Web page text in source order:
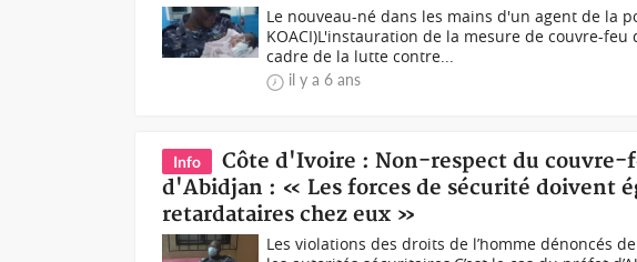
Le nouveau-né dans les mains d'un agent de la
KOACI)L'instauration de la mesure de couvre-
cadre de la lutte contre...
il y a 6 ans
Info
Côte d'Ivoire : Non-respect du couvre-
d'Abidjan : « Les forces de sécurité doivent
retardataires chez eux »
Les violations des droits de l’homme dénoncés